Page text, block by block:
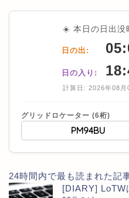
☀️ 本日の日出没
日の出:
日の入り:
計算日: 2026年08月
グリッドロケーター (6桁)
24時間内で最も読まれた記
[DIARY] LoTW